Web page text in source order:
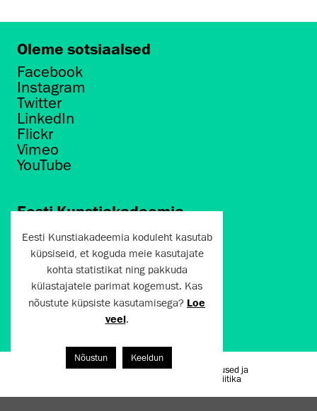
Oleme sotsiaalsed
Facebook
Instagram
Twitter
LinkedIn
Flickr
Vimeo
YouTube
Eesti Kunstiakadeemia
Põhja puiestee 7
Tallinn 10412
artun@artun.ee
+372 6267301
Liitu uudiskirjaga!
Kasutustingimused ja
privaatsuspoliitika
Eesti Kunstiakadeemia koduleht kasutab
küpsiseid, et koguda meie kasutajate
kohta statistikat ning pakkuda
külastajatele parimat kogemust. Kas
nõustute küpsiste kasutamisega? Loe
veel.
Nõustun Keeldun